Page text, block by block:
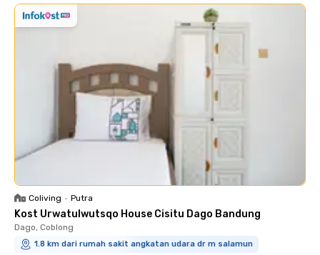
Coliving • Putra
Kost Urwatulwutsqo House Cisitu Dago Bandung
Dago, Coblong
1.8 km dari rumah sakit angkatan udara dr m salamun